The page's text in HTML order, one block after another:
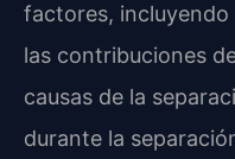
factores,
las contribuciones
causas de la
durante la